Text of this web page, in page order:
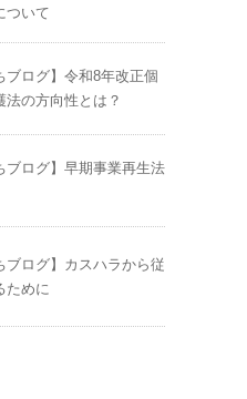
ついて
ブログ】令和8年改正個
法の方向性とは？
ブログ】早期事業再生法
ブログ】カスハラから従
ために